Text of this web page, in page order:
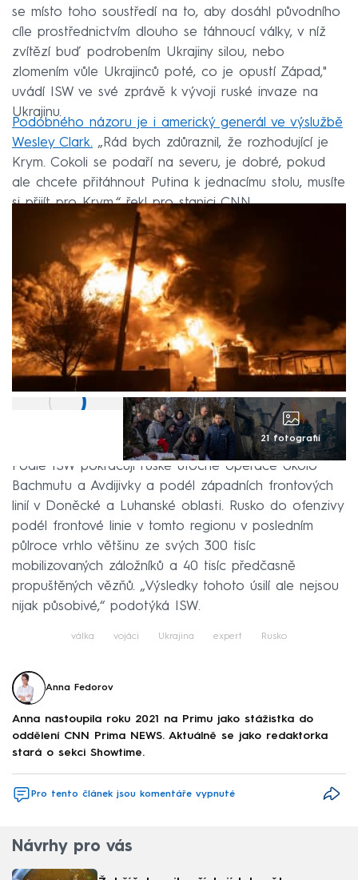
se místo toho soustředí na to, aby dosáhl původního
cíle prostřednictvím dlouho se táhnoucí války, v níž
zvítězí buď podrobením Ukrajiny silou, nebo
zlomením vůle Ukrajinců poté, co je opustí Západ,"
uvádí ISW ve své zprávě k vývoji ruské invaze na
Ukrajinu.
Podobného názoru je i americký generál ve výslužbě
Wesley Clark. „Rád bych zdůraznil, že rozhodující je
Krym. Cokoli se podaří na severu, je dobré, pokud
ale chcete přitáhnout Putina k jednacímu stolu, musíte
si přijít pro Krym,“ řekl pro stanici CNN.
21 fotografií
Podle ISW pokračují ruské útočné operace okolo
Bachmutu a Avdijivky a podél západních frontových
linií v Doněcké a Luhanské oblasti. Rusko do ofenzivy
podél frontové linie v tomto regionu v posledním
půlroce vrhlo většinu ze svých 300 tisíc
mobilizovaných záložníků a 40 tisíc předčasně
propuštěných vězňů. „Výsledky tohoto úsilí ale nejsou
nijak působivé,“ podotýká ISW.
válka vojáci Ukrajina expert Rusko
Anna Fedorov
Anna nastoupila roku 2021 na Primu jako stážistka do
oddělení CNN Prima NEWS. Aktuálně se jako redaktorka
stará o sekci Showtime.
Pro tento článek jsou komentáře vypnuté
Návrhy pro vás